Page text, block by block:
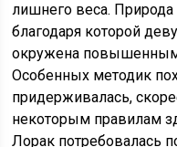
лишнего веса. Природа
благодаря которой
окружена
Особенных методик
придерживалась,
некоторым правилам
Лорак потребовалась